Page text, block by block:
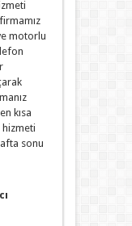
motorlu
kısa
hizmeti
sonu